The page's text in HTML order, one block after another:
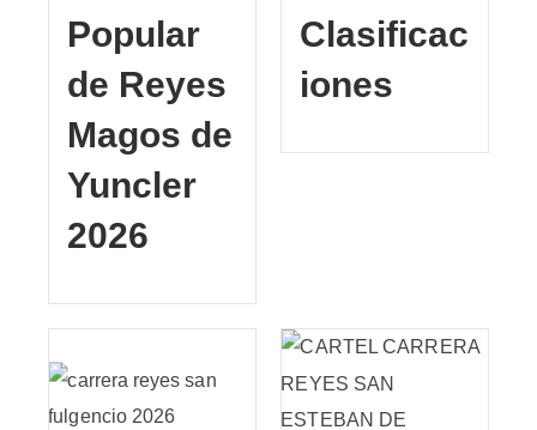
Popular
de Reyes
Magos de
Yuncler
2026
Clasificac
iones